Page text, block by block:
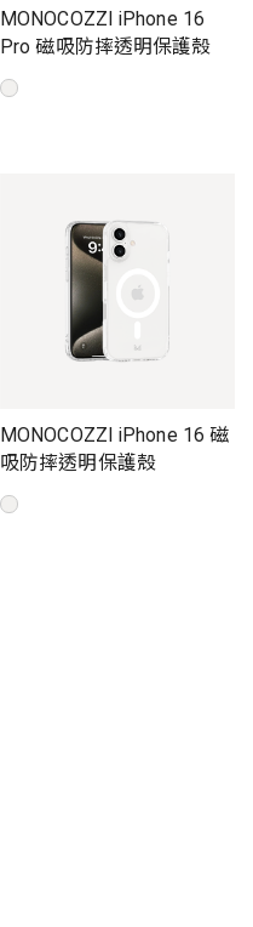
MONOCOZZI iPhone 16
Pro 磁吸防摔透明保護殼
MONOCOZZI iPhone 16 磁
吸防摔透明保護殼